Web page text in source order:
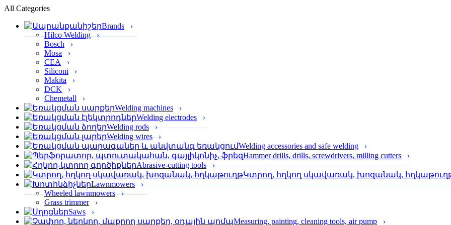
All Categories
Brands
Hilco Welding
Bosch
Mosa
CEA
Siliconi
Makita
DCK
Chemetall
Welding machines
Welding electrodes
Welding rods
Welding wires
Welding accessories and safe welding
Hammer drills, drills, screwdrivers, milling cutters
Abrasive-cutting tools
Կտրող, հղկող սկավառակ, խոզանակ,
Lawnmowers
Wheeled lawnmowers
Grass trimmer
Saws
Measuring, painting, cleaning tools, air pump